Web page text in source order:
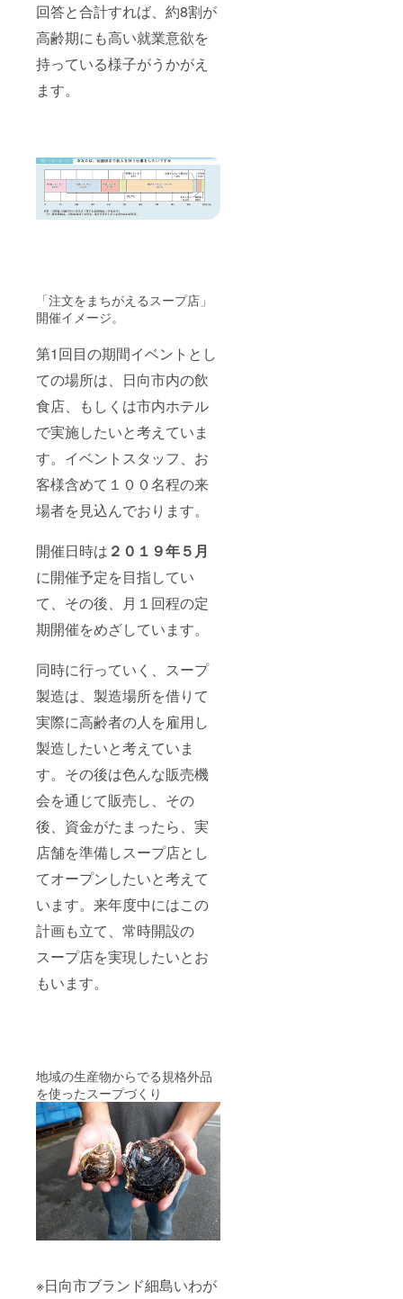
回答と合計すれば、約8割が
高齢期にも高い就業意欲を
持っている様子がうかがえ
ます。
「注文をまちがえるスープ店」
開催イメージ。
第1回目の期間イベントとし
ての場所は、日向市内の飲
食店、もしくは市内ホテル
で実施したいと考えていま
す。イベントスタッフ、お
客様含めて１００名程の来
場者を見込んでおります。
開催日時は ２０１９年５月
に開催予定を目指してい
て、その後、月１回程の定
期開催をめざしています。
同時に行っていく、スープ
製造は、製造場所を借りて
実際に高齢者の人を雇用し
製造したいと考えていま
す。その後は色んな販売機
会を通じて販売し、その
後、資金がたまったら、実
店舗を準備しスープ店とし
てオープンしたいと考えて
います。来年度中にはこの
計画も立て、常時開設の
スープ店を実現したいとお
もいます。
地域の生産物からでる規格外品
を使ったスープづくり
※日向市ブランド細島いわが